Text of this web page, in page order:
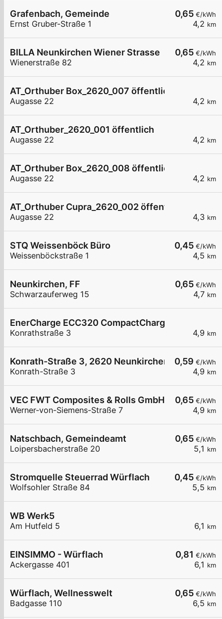
0,65 €/kWh
4,2 km
Grafenbach, Gemeinde
Ernst Gruber-Straße 1
0,65 €/kWh
4,2 km
BILLA Neunkirchen Wiener Strasse
Wienerstraße 82
4,2 km
AT_Orthuber Box_2620_007 öffentlich
Augasse 22
4,2 km
AT_Orthuber_2620_001 öffentlich
Augasse 22
4,2 km
AT_Orthuber Box_2620_008 öffentlich
Augasse 22
4,3 km
AT_Orthuber Cupra_2620_002 öffentlich
Augasse 22
0,45 €/kWh
4,5 km
STQ Weissenböck Büro
Weissenböckstraße 1
0,65 €/kWh
4,7 km
Neunkirchen, FF
Schwarzauferweg 15
4,9 km
EnerCharge ECC320 CompactCharger mit
Konrathstraße 3
0,59 €/kWh
4,9 km
Konrath-Straße 3, 2620 Neunkirchen
Konrath-Straße 3
0,65 €/kWh
4,9 km
VEC FWT Composites & Rolls GmbH
Werner-von-Siemens-Straße 7
0,65 €/kWh
5,1 km
Natschbach, Gemeindeamt
Loipersbacherstraße 20
0,45 €/kWh
5,5 km
Stromquelle Steuerrad Würflach
Wolfsohler Straße 84
6,1 km
WB Werk5
Am Hutfeld 5
0,81 €/kWh
6,1 km
EINSIMMO - Würflach
Ackergasse 401
0,65 €/kWh
6,5 km
Würflach, Wellnesswelt
Badgasse 110